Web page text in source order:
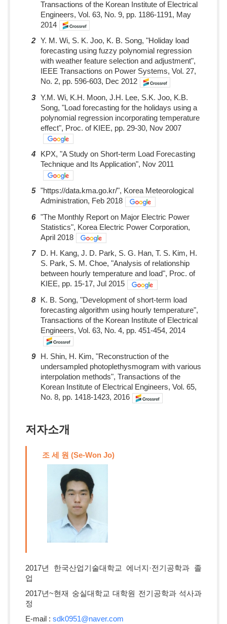
Transactions of the Korean Institute of Electrical
Engineers, Vol. 63, No. 9, pp. 1186-1191, May
2014
2 Y. M. Wi, S. K. Joo, K. B. Song, "Holiday load
forecasting using fuzzy polynomial regression
with weather feature selection and adjustment",
IEEE Transactions on Power Systems, Vol. 27,
No. 2, pp. 596-603, Dec 2012
3 Y.M. Wi, K.H. Moon, J.H. Lee, S.K. Joo, K.B.
Song, "Load forecasting for the holidays using a
polynomial regression incorporating temperature
effect", Proc. of KIEE, pp. 29-30, Nov 2007
4
KPX, "A Study on Short-term Load Forecasting
Technique and Its Application", Nov 2011
5 "https://data.kma.go.kr/", Korea Meteorological
Administration, Feb 2018
6 "The Monthly Report on Major Electric Power
Statistics", Korea Electric Power Corporation,
April 2018
7
D. H. Kang, J. D. Park, S. G. Han, T. S. Kim, H.
S. Park, S. M. Choe, "Analysis of relationship
between hourly temperature and load", Proc. of
KIEE, pp. 15-17, Jul 2015
8
K. B. Song, "Development of short-term load
forecasting algorithm using hourly temperature",
Transactions of the Korean Institute of Electrical
Engineers, Vol. 63, No. 4, pp. 451-454, 2014
9
H. Shin, H. Kim, "Reconstruction of the
undersampled photoplethysmogram with various
interpolation methods", Transactions of the
Korean Institute of Electrical Engineers, Vol. 65,
No. 8, pp. 1418-1423, 2016
저자소개
조 세 원 (Se-Won Jo)
2017년 한국산업기술대학교 에너지·전기공학과 졸
업
2017년~현재 숭실대학교 대학원 전기공학과 석사과
정
E-mail : sdk0951@naver.com